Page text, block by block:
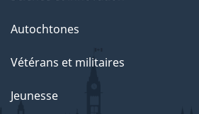
Autochtones
Vétérans et militaires
Jeunesse